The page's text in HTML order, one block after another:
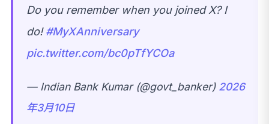
Do you remember when you joined X? I
do!#MyXAnniversary
pic.twitter.com/bc0pTfYCOa
— Indian Bank Kumar (@govt_banker) 2026
年3月10日